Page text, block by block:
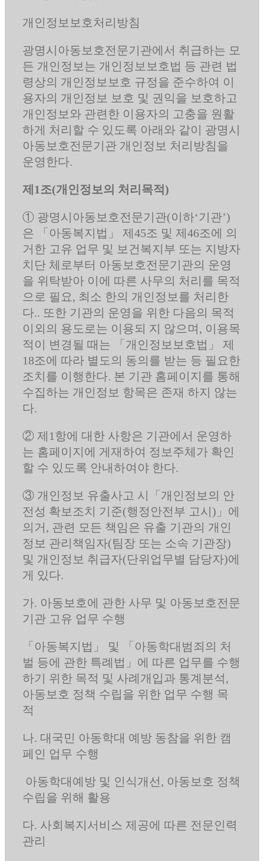
개인정보보호처리방침
광명시아동보호전문기관에서 취급하는 모
든 개인정보는 개인정보보호법 등 관련 법
령상의 개인정보보호 규정을 준수하여 이
용자의 개인정보 보호 및 권익을 보호하고
개인정보와 관련한 이용자의 고충을 원활
하게 처리할 수 있도록 아래와 같이 광명시
아동보호전문기관 개인정보 처리방침을
운영한다.
제1조(개인정보의 처리목적)
① 광명시아동보호전문기관(이하‘기관’)
은 「아동복지법」 제45조 및 제46조에 의
거한 고유 업무 및 보건복지부 또는 지방자
치단 체로부터 아동보호전문기관의 운영
을 위탁받아 이에 따른 사무의 처리를 목적
으로 필요, 최소 한의 개인정보를 처리한
다.. 또한 기관의 운영을 위한 다음의 목적
이외의 용도로는 이용되 지 않으며, 이용목
적이 변경될 때는 「개인정보보호법」 제
18조에 따라 별도의 동의를 받는 등 필요한
조치를 이행한다. 본 기관 홈페이지를 통해
수집하는 개인정보 항목은 존재 하지 않는
다.
② 제1항에 대한 사항은 기관에서 운영하
는 홈페이지에 게재하여 정보주체가 확인
할 수 있도록 안내하여야 한다.
③ 개인정보 유출사고 시「개인정보의 안
전성 확보조치 기준(행정안전부 고시)」에
의거, 관련 모든 책임은 유출 기관의 개인
정보 관리책임자(팀장 또는 소속 기관장)
및 개인정보 취급자(단위업무별 담당자)에
게 있다.
가. 아동보호에 관한 사무 및 아동보호전문
기관 고유 업무 수행
「아동복지법」 및 「아동학대범죄의 처
벌 등에 관한 특례법」에 따른 업무를 수행
하기 위한 목적 및 사례개입과 통계분석,
아동보호 정책 수립을 위한 업무 수행 목
적
나. 대국민 아동학대 예방 동참을 위한 캠
페인 업무 수행
아동학대예방 및 인식개선, 아동보호 정책
수립을 위해 활용
다. 사회복지서비스 제공에 따른 전문인력
관리